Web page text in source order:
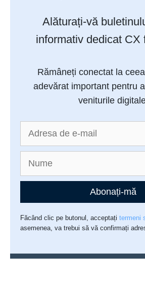
Alăturați-vă
informativ dedicat CX
Rămâneți conectat la
adevărat important pentru
veniturile
Abonați-mă
Făcând clic pe butonul, acceptațitermeni
asemenea, va trebui să vă confirmați